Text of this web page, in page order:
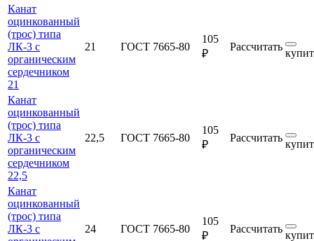
Канат
оцинкованный
(трос) типа
ЛК-3 с
органическим
сердечником
21
21 ГОСТ 7665-80
105
₽
Рассчитать
Канат
оцинкованный
(трос) типа
ЛК-3 с
органическим
сердечником
22,5
22,5 ГОСТ 7665-80
105
₽
Рассчитать
Канат
оцинкованный
(трос) типа
ЛК-3 с
24 ГОСТ 7665-80
105
₽
Рассчитать